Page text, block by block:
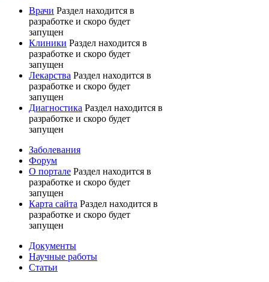
Врачи Раздел находится в
разработке и скоро будет
запущен
Клиники Раздел находится в
разработке и скоро будет
запущен
Лекарства Раздел находится в
разработке и скоро будет
запущен
Диагностика Раздел находится в
разработке и скоро будет
запущен
Заболевания
Форум
О портале Раздел находится в
разработке и скоро будет
запущен
Карта сайта Раздел находится в
разработке и скоро будет
запущен
Документы
Научные работы
Статьи